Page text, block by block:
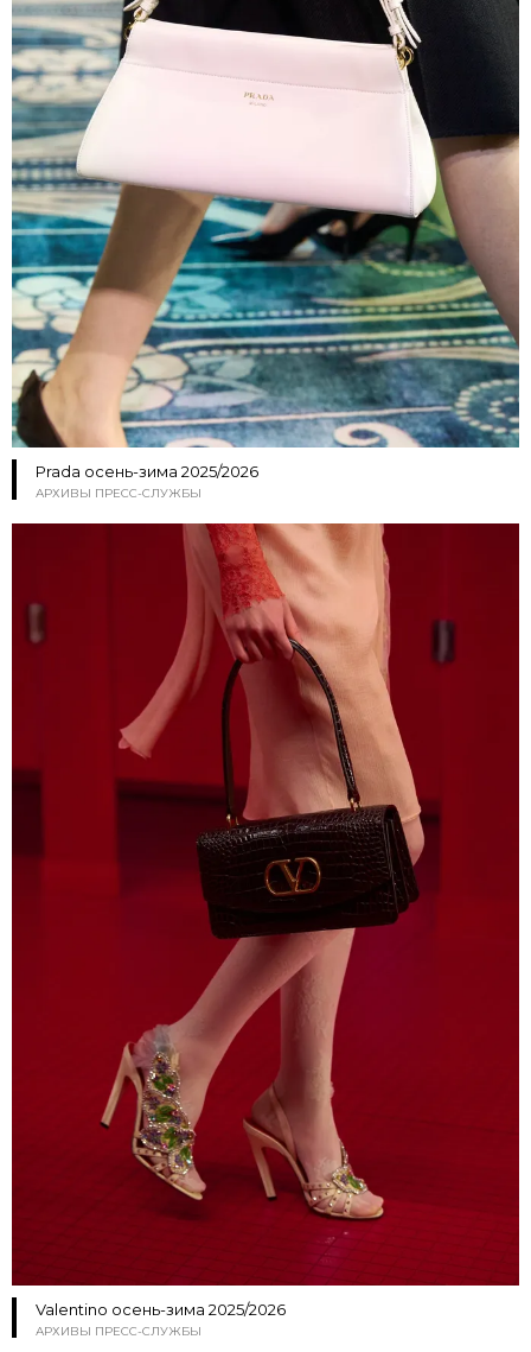
Prada осень-зима 2025/2026
АРХИВЫ ПРЕСС-СЛУЖБЫ
Valentino осень-зима 2025/2026
АРХИВЫ ПРЕСС-СЛУЖБЫ